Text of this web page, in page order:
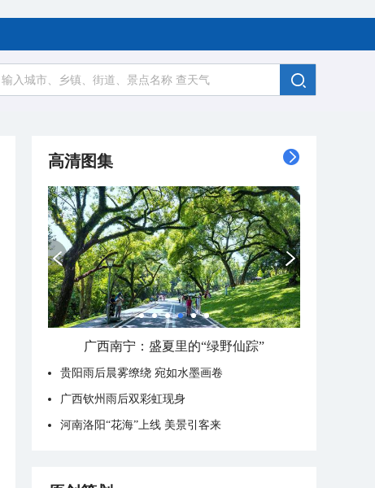
高清图集
呼伦贝尔草原 藏着最治愈的蓝天白云
贵阳雨后晨雾缭绕 宛如水墨画卷
广西钦州雨后双彩虹现身
河南洛阳“花海”上线 美景引客来